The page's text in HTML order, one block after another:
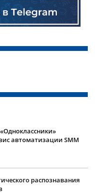
автоматизации SMM
распознавания